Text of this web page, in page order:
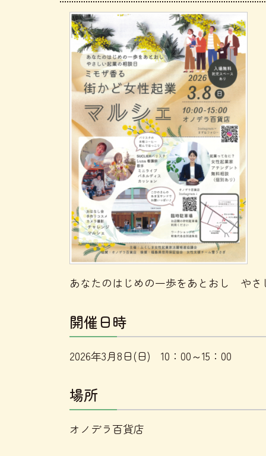
あなたのはじめの一歩をあとおし やさ
開催日時
2026年3月8日(日) 10：00～15：00
場所
オノデラ百貨店